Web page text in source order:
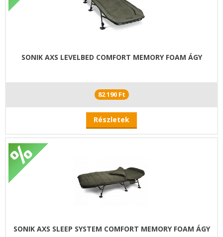
SONIK AXS LEVELBED COMFORT MEMORY FOAM ÁGY
82 190 Ft
Részletek
SONIK AXS SLEEP SYSTEM COMFORT MEMORY FOAM ÁGY